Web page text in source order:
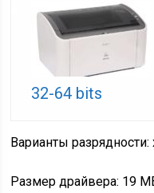
32-64 bits
Варианты
Размер драйвера: 19